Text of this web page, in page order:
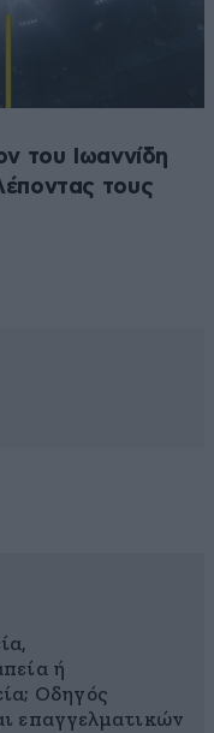
του Ιωαννίδη
τους
ή
Οδηγός
επαγγελματικών